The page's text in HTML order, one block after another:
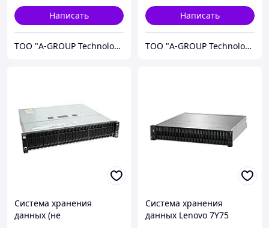
Написать
ТОО "A-GROUP Technologies"
Написать
ТОО "A-GROUP Technologies"
Система хранения
данных (не
Система хранения
данных Lenovo 7Y75